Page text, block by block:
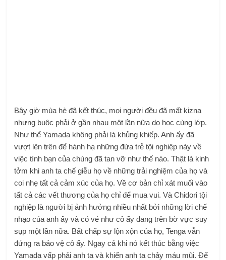
Bây giờ mùa hè đã kết thúc, mọi người đều đã mất kizna
nhưng buộc phải ở gần nhau một lần nữa do học cùng lớp.
Như thể Yamada không phải là khủng khiếp. Anh ấy đã
vượt lên trên để hành hạ những đứa trẻ tội nghiệp này về
việc tình bạn của chúng đã tan vỡ như thế nào. Thật là kinh
tởm khi anh ta chế giễu họ về những trải nghiệm của họ và
coi nhẹ tất cả cảm xúc của họ. Về cơ bản chỉ xát muối vào
tất cả các vết thương của họ chỉ để mua vui. Và Chidori tội
nghiệp là người bị ảnh hưởng nhiều nhất bởi những lời chế
nhạo của anh ấy và có vẻ như cô ấy đang trên bờ vực suy
sụp một lần nữa. Bất chấp sự lộn xộn của họ, Tenga vẫn
đứng ra bảo vệ cô ấy. Ngay cả khi nó kết thúc bằng việc
Yamada vấp phải anh ta và khiến anh ta chảy máu mũi. Để